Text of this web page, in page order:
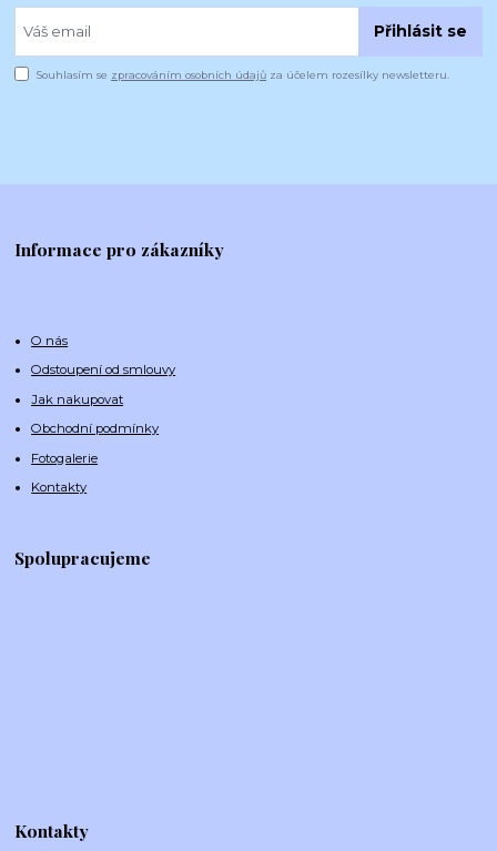
Přihlásit se
Souhlasím se zpracováním osobních údajů za účelem rozesílky newsletteru.
Informace pro zákazníky
O nás
Odstoupení od smlouvy
Jak nakupovat
Obchodní podmínky
Fotogalerie
Kontakty
Spolupracujeme
Kontakty